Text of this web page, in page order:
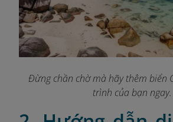
Đừng chần chờ mà hãy thêm biển
trình của bạn ngay.